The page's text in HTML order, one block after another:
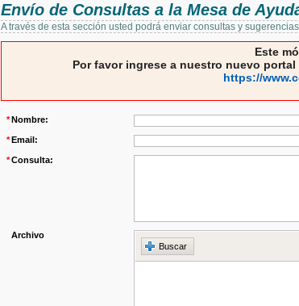
Envío de Consultas a la Mesa de
A través de esta sección usted podrá enviar consultas y
Este
Por favor ingrese a nuestro nuevo
https://
*Nombre:
*Email:
*Consulta:
Archivo
Buscar